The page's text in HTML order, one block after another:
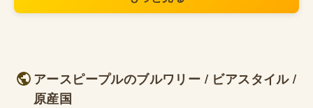
アースピープルのブルワリー / ビアスタイル /
原産国